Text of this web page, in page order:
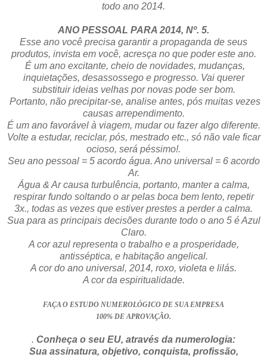
todo ano 2014.
ANO PESSOAL PARA 2014, Nº. 5.
Esse ano você precisa garantir a propaganda de seus
produtos, invista em você, acresça no que poder este ano.
É um ano excitante, cheio de novidades, mudanças,
inquietações, desassossego e progresso. Vai querer
substituir ideias velhas por novas pode ser bom.
Portanto, não precipitar-se, analise antes, pós muitas vezes
causas arrependimento.
É um ano favorável à viagem, mudar ou fazer algo diferente.
Volte a estudar, reciclar, pós, mestrado etc., só não vale ficar
ocioso, será péssimo!.
Seu ano pessoal = 5 acordo água. Ano universal = 6 acordo
Ar.
Água & Ar causa turbulência, portanto, manter a calma,
respirar fundo soltando o ar pelas boca bem lento, repetir
3x., todas as vezes que estiver prestes a perder a calma.
Sua para as principais decisões durante todo o ano 5 é Azul
Claro.
A cor azul representa o trabalho e a prosperidade,
antisséptica, e habitação angelical.
A cor do ano universal, 2014, roxo, violeta e lilás.
A cor da espiritualidade.
FAÇA O ESTUDO NUMEROLÓGICO DE SUA EMPRESA
100% DE APROVAÇÃO.
. Conheça o seu EU, através da numerologia:
Sua assinatura, objetivo, conquista, profissão,